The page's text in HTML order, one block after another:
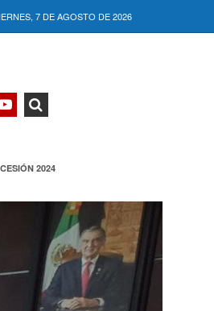
7 DE AGOSTO DE 2026
2024